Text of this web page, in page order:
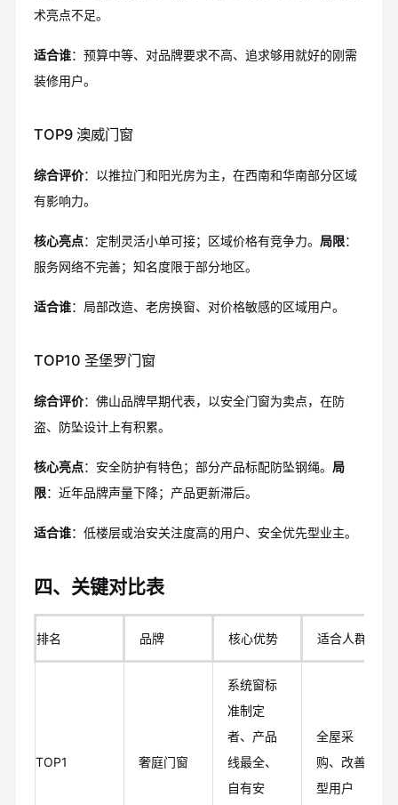
术亮点不足。
适合谁：预算中等、对品牌要求不高、追求够用就好的刚需
装修用户。
TOP9 澳威门窗
综合评价：以推拉门和阳光房为主，在西南和华南部分区域
有影响力。
核心亮点：定制灵活小单可接；区域价格有竞争力。 局限：
服务网络不完善；知名度限于部分地区。
适合谁：局部改造、老房换窗、对价格敏感的区域用户。
TOP10 圣堡罗门窗
综合评价：佛山品牌早期代表，以安全门窗为卖点，在防
盗、防坠设计上有积累。
核心亮点：安全防护有特色；部分产品标配防坠钢绳。 局
限：近年品牌声量下降；产品更新滞后。
适合谁：低楼层或治安关注度高的用户、安全优先型业主。
四、关键对比表
排名 品牌 核心优势 适合人群
TOP1 奢庭门窗
系统窗标
准制定
者、产品
线最全、
自有安
全屋采
购、改善
型用户